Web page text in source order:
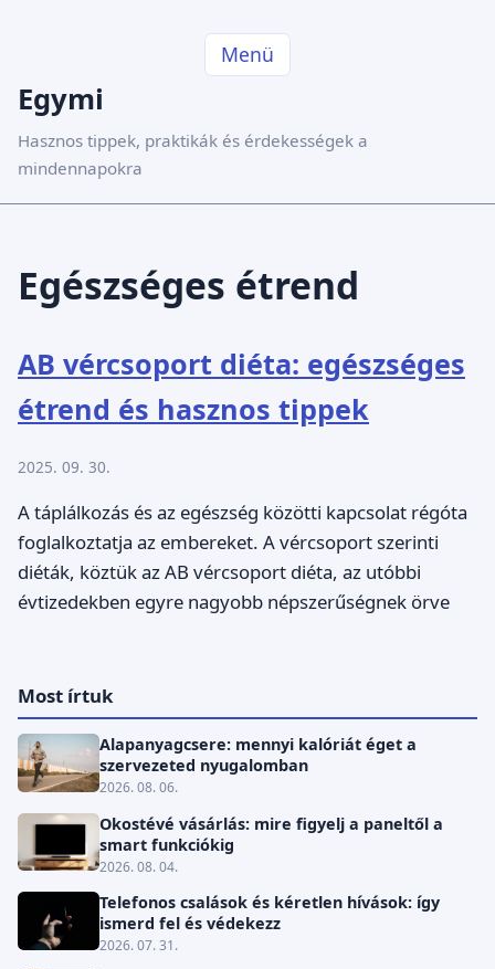
Menü
Egymi
Hasznos tippek, praktikák és érdekességek a
mindennapokra
Egészséges étrend
AB vércsoport diéta: egészséges
étrend és hasznos tippek
2025. 09. 30.
A táplálkozás és az egészség közötti kapcsolat régóta
foglalkoztatja az embereket. A vércsoport szerinti
diéták, köztük az AB vércsoport diéta, az utóbbi
évtizedekben egyre nagyobb népszerűségnek örve
Most írtuk
Alapanyagcsere: mennyi kalóriát éget a
szervezeted nyugalomban
2026. 08. 06.
Okostévé vásárlás: mire figyelj a paneltől a
smart funkciókig
2026. 08. 04.
Telefonos csalások és kéretlen hívások: így
ismerd fel és védekezz
2026. 07. 31.